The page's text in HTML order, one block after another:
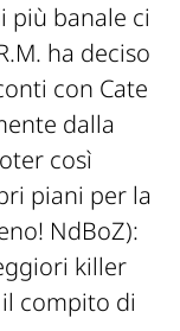
più banale ci
ha deciso
con Cate
dalla
così
piani per la
NdBoZ):
killer
compito di